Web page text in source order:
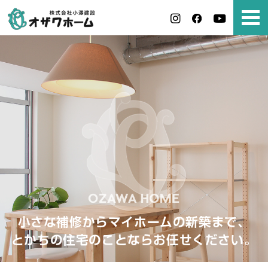
小さな補修からマイホームの新築まで、
とかちの住宅のことならお任せください。